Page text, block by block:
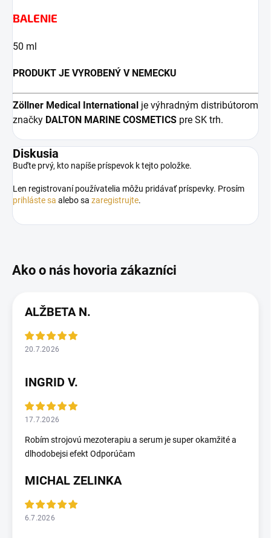
BALENIE
50 ml
PRODUKT JE VYROBENÝ V NEMECKU
Zöllner Medical International je výhradným distribútorom
značky DALTON MARINE COSMETICS pre SK trh.
Diskusia
Buďte prvý, kto napíše príspevok k tejto položke.
Len registrovaní používatelia môžu pridávať príspevky. Prosím
prihláste sa alebo sa zaregistrujte.
ALŽBETA N.
20.7.2026
INGRID V.
17.7.2026
Robím strojovú mezoterapiu a serum je super okamžité a
dlhodobejsi efekt Odporúčam
MICHAL ZELINKA
6.7.2026